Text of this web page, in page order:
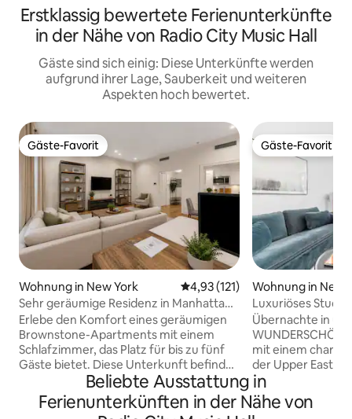
Erstklassig bewertete Ferienunterkünfte
in der Nähe von Radio City Music Hall
Gäste sind sich einig: Diese Unterkünfte werden
aufgrund ihrer Lage, Sauberkeit und weiteren
Aspekten hoch bewertet.
Gäste-Favorit
Gäste-Favorit
Wohnung in New York Durchschnittliche Bewertung:
4,93 (121)
Sehr geräumige Residenz in Manhattan
– erstklassige Lage
Erlebe den Komfort eines geräumigen
Brownstone-Apartments mit einem
Schlafzimmer, das Platz für bis zu fünf
Gäste bietet. Diese Unterkunft befindet
sich in der Nähe des Central Park, des
Times Square und der Fifth Avenue und
bietet somit Komfort und die Nähe zu
Gäste-Favorit
Gäste-Favorit
Wohnung in New
Luxuriöses
Juliet-Balkon
Übernachte in
mit einem
der Upper East
wunderschöne
in der Nähe
Attraktionen, die
Beliebte Ausstattung in
Ferienunterkünften in der Nähe von